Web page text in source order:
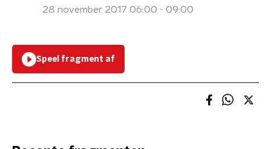
28 november 2017 06:00 - 09:00
Speel fragment af